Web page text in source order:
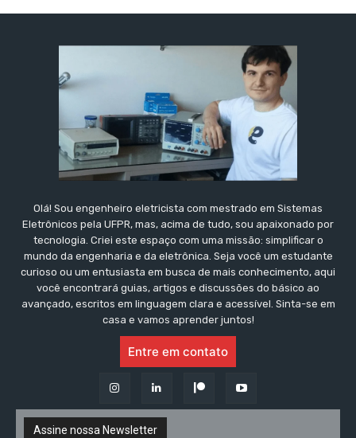
Olá! Sou engenheiro eletricista com mestrado em Sistemas
Eletrônicos pela UFPR, mas, acima de tudo, sou apaixonado por
tecnologia. Criei este espaço com uma missão: simplificar o
mundo da engenharia e da eletrônica. Seja você um estudante
curioso ou um entusiasta em busca de mais conhecimento, aqui
você encontrará guias, artigos e discussões do básico ao
avançado, escritos em linguagem clara e acessível. Sinta-se em
casa e vamos aprender juntos!
Entre em contato
Assine nossa Newsletter